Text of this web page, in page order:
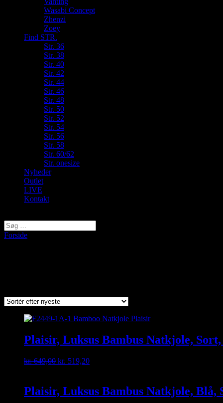
Wasabi Concept
Zhenzi
Zoey
Find STR.
Str. 36
Str. 38
Str. 40
Str. 42
Str. 44
Str. 46
Str. 48
Str. 50
Str. 52
Str. 54
Str. 56
Str. 58
Str. 60/62
Str. onesize
Nyheder
Outlet
LIVE
Kontakt
Forside
Plaisir, Luksus Bambus Natkjole,
kr.649,00 Original
kr. 649,00.
kr. 519,20Current
kr. 519,20.
Plaisir, Luksus Bambus Natkjole, Blå,